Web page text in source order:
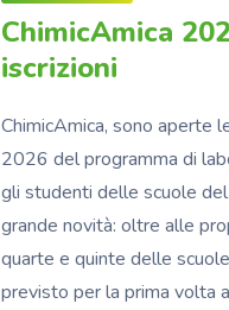
ChimicAmica
iscrizioni
ChimicAmica, sono aperte
2026 del programma di
gli studenti delle scuole
grande novità: oltre alle
quarte e quinte delle
previsto per la prima volta